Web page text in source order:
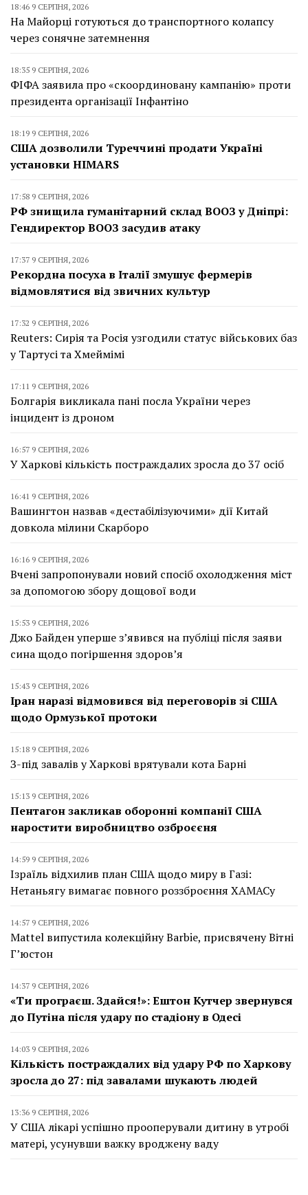
18:46 9 СЕРПНЯ, 2026
На Майорці готуються до транспортного колапсу
через сонячне затемнення
18:35 9 СЕРПНЯ, 2026
ФІФА заявила про «скоординовану кампанію» проти
президента організації Інфантіно
18:19 9 СЕРПНЯ, 2026
США дозволили Туреччині продати Україні
установки HIMARS
17:58 9 СЕРПНЯ, 2026
РФ знищила гуманітарний склад ВООЗ у Дніпрі:
Гендиректор ВООЗ засудив атаку
17:37 9 СЕРПНЯ, 2026
Рекордна посуха в Італії змушує фермерів
відмовлятися від звичних культур
17:32 9 СЕРПНЯ, 2026
Reuters: Сирія та Росія узгодили статус військових баз
у Тартусі та Хмеймімі
17:11 9 СЕРПНЯ, 2026
Болгарія викликала пані посла України через
інцидент із дроном
16:57 9 СЕРПНЯ, 2026
У Харкові кількість постраждалих зросла до 37 осіб
16:41 9 СЕРПНЯ, 2026
Вашингтон назвав «дестабілізуючими» дії Китай
довкола мілини Скарборо
16:16 9 СЕРПНЯ, 2026
Вчені запропонували новий спосіб охолодження міст
за допомогою збору дощової води
15:53 9 СЕРПНЯ, 2026
Джо Байден уперше з’явився на публіці після заяви
сина щодо погіршення здоров’я
15:43 9 СЕРПНЯ, 2026
Іран наразі відмовився від переговорів зі США
щодо Ормузької протоки
15:18 9 СЕРПНЯ, 2026
З-під завалів у Харкові врятували кота Барні
15:13 9 СЕРПНЯ, 2026
Пентагон закликав оборонні компанії США
наростити виробництво озброєєня
14:59 9 СЕРПНЯ, 2026
Ізраїль відхилив план США щодо миру в Газі:
Нетаньягу вимагає повного роззброєння ХАМАСу
14:57 9 СЕРПНЯ, 2026
Mattel випустила колекційну Barbie, присвячену Вітні
Г’юстон
14:37 9 СЕРПНЯ, 2026
«Ти програєш. Здайся!»: Ештон Кутчер звернувся
до Путіна після удару по стадіону в Одесі
14:03 9 СЕРПНЯ, 2026
Кількість постраждалих від удару РФ по Харкову
зросла до 27: під завалами шукають людей
13:36 9 СЕРПНЯ, 2026
У США лікарі успішно прооперували дитину в утробі
матері, усунувши важку вроджену ваду